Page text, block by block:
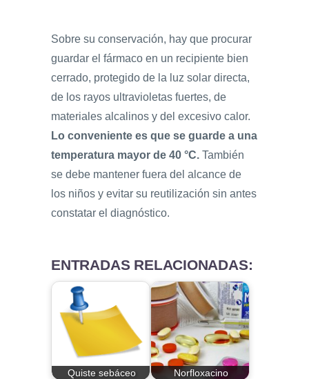
Sobre su conservación, hay que procurar
guardar el fármaco en un recipiente bien
cerrado, protegido de la luz solar directa,
de los rayos ultravioletas fuertes, de
materiales alcalinos y del excesivo calor.
Lo conveniente es que se guarde a una
temperatura mayor de 40 °C. También
se debe mantener fuera del alcance de
los niños y evitar su reutilización sin antes
constatar el diagnóstico.
ENTRADAS RELACIONADAS:
Quiste sebáceo Norfloxacino